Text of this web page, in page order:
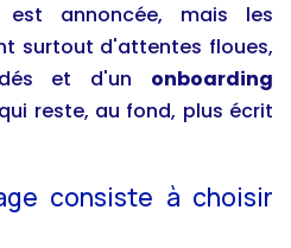
est annoncée, mais les
surtout d'attentes floues,
et d'un onboarding
reste, au fond, plus écrit
consiste à choisir